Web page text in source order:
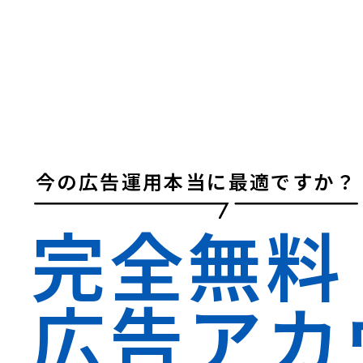
今の広告運用本当に最適ですか？
完全無料
広告ア